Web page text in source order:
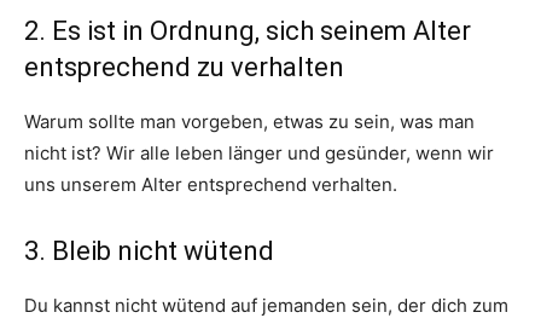
2. Es ist in Ordnung, sich seinem Alter
entsprechend zu verhalten
Warum sollte man vorgeben, etwas zu sein, was man
nicht ist? Wir alle leben länger und gesünder, wenn wir
uns unserem Alter entsprechend verhalten.
3. Bleib nicht wütend
Du kannst nicht wütend auf jemanden sein, der dich zum